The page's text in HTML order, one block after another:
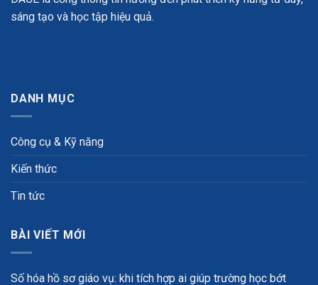
sáng tạo và học tập hiệu quả.
DANH MỤC
Công cụ & Kỹ năng
Kiến thức
Tin tức
BÀI VIẾT MỚI
Số hóa hồ sơ giáo vụ: khi tích hợp ai giúp trường học bớt